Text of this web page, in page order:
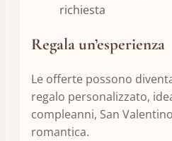
richiesta
Regala un’esperienza
Le offerte possono
regalo personalizzato,
compleanni, San
romantica.